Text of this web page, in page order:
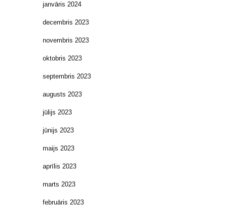
janvāris 2024
decembris 2023
novembris 2023
oktobris 2023
septembris 2023
augusts 2023
jūlijs 2023
jūnijs 2023
maijs 2023
aprīlis 2023
marts 2023
februāris 2023